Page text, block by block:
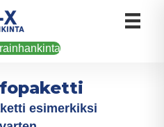
esimerkiksi